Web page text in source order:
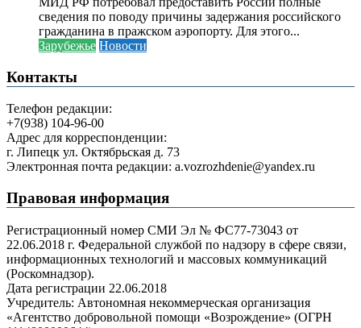
сведения по поводу причины задержания российского
гражданина в пражском аэропорту. Для этого...
Зарубежье Новости
Контакты
Телефон редакции:
+7(938) 104-96-00
Адрес для корреспонденции:
г. Липецк ул. Октябрьская д. 73
Электронная почта редакции: a.vozrozhdenie@yandex.ru
Правовая информация
Регистрационный номер СМИ Эл № ФС77-73043 от
22.06.2018 г. Федеральной службой по надзору в сфере связи,
информационных технологий и массовых коммуникаций
(Роскомнадзор).
Дата регистрации 22.06.2018
Учредитель: Автономная некоммерческая организация
«Агентство добровольной помощи «Возрождение» (ОГРН